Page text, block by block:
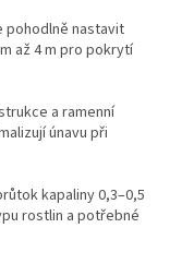
pohodlně nastavit
až 4 m pro pokrytí
a ramenní
únavu při
kapaliny 0,3–0,5
rostlin a potřebné